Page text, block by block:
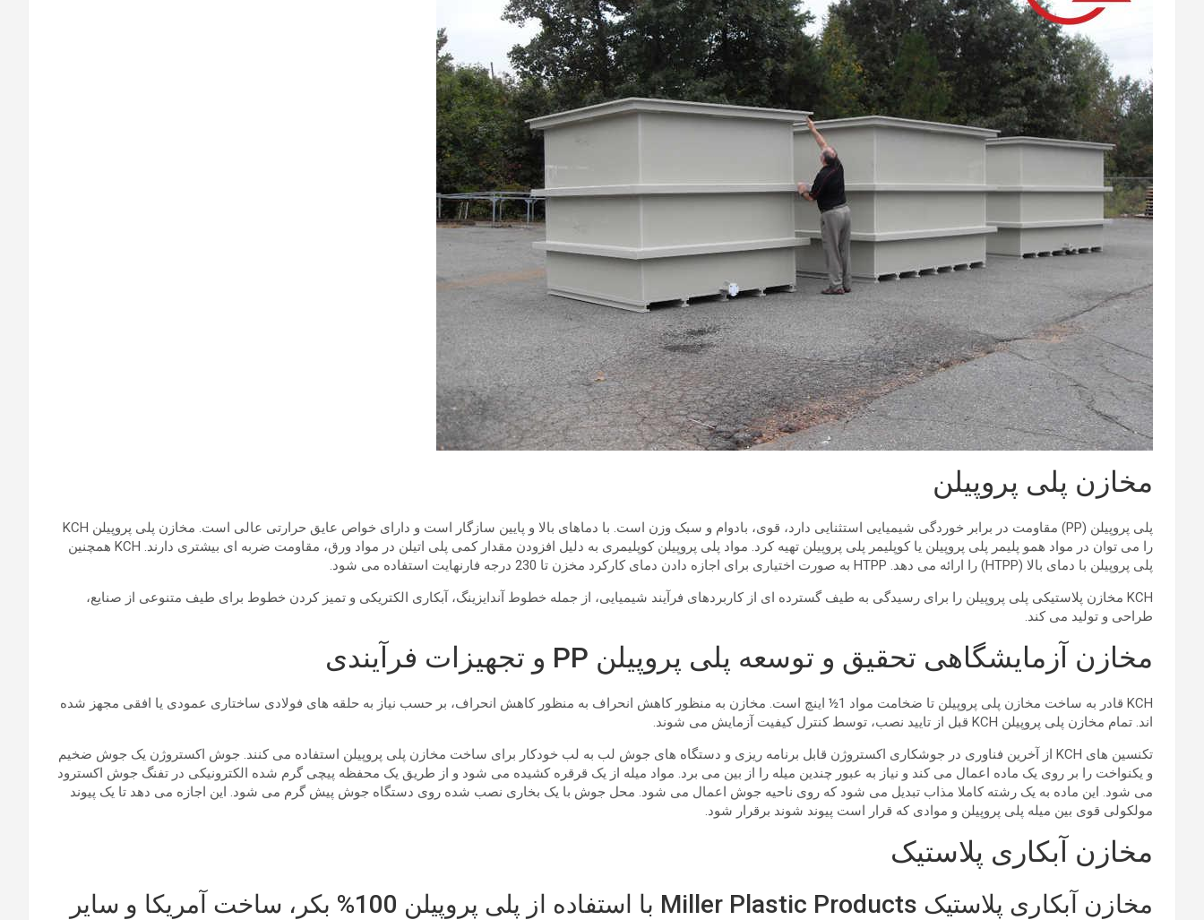
مخازن پلی پروپیلن
پلی پروپیلن (PP) مقاومت در برابر خوردگی شیمیایی استثنایی دارد، قوی، بادوام و سبک وزن است. با دماهای بالا و پایین سازگار است و دارای خواص عایق حرارتی عالی است. مخازن پلی پروپیلن KCH
را می توان در مواد همو پلیمر پلی پروپیلن یا کوپلیمر پلی پروپیلن تهیه کرد. مواد پلی پروپیلن کوپلیمری به دلیل افزودن مقدار کمی پلی اتیلن در مواد ورق، مقاومت ضربه ای بیشتری دارند. KCH همچنین
پلی پروپیلن با دمای بالا (HTPP) را ارائه می دهد. HTPP به صورت اختیاری برای اجازه دادن دمای کارکرد مخزن تا 230 درجه فارنهایت استفاده می شود.
KCH مخازن پلاستیکی پلی پروپیلن را برای رسیدگی به طیف گسترده ای از کاربردهای فرآیند شیمیایی، از جمله خطوط آندایزینگ، آبکاری الکتریکی و تمیز کردن خطوط برای طیف متنوعی از صنایع،
طراحی و تولید می کند.
مخازن آزمایشگاهی تحقیق و توسعه پلی پروپیلن PP و تجهیزات فرآیندی
KCH قادر به ساخت مخازن پلی پروپیلن تا ضخامت مواد 1½ اینچ است. مخازن به منظور کاهش انحراف به منظور کاهش انحراف، بر حسب نیاز به حلقه های فولادی ساختاری عمودی یا افقی مجهز شده
اند. تمام مخازن پلی پروپیلن KCH قبل از تایید نصب، توسط کنترل کیفیت آزمایش می شوند.
تکنسین های KCH از آخرین فناوری در جوشکاری اکستروژن قابل برنامه ریزی و دستگاه های جوش لب به لب خودکار برای ساخت مخازن پلی پروپیلن استفاده می کنند. جوش اکستروژن یک جوش ضخیم
و یکنواخت را بر روی یک ماده اعمال می کند و نیاز به عبور چندین میله را از بین می برد. مواد میله از یک قرقره کشیده می شود و از طریق یک محفظه پیچی گرم شده الکترونیکی در تفنگ جوش اکسترود
می شود. این ماده به یک رشته کاملا مذاب تبدیل می شود که روی ناحیه جوش اعمال می شود. محل جوش با یک بخاری نصب شده روی دستگاه جوش پیش گرم می شود. این اجازه می دهد تا یک پیوند
مولکولی قوی بین میله پلی پروپیلن و موادی که قرار است پیوند شوند برقرار شود.
مخازن آبکاری پلاستیک
مخازن آبکاری پلاستیک Miller Plastic Products با استفاده از پلی پروپیلن 100% بکر، ساخت آمریکا و سایر